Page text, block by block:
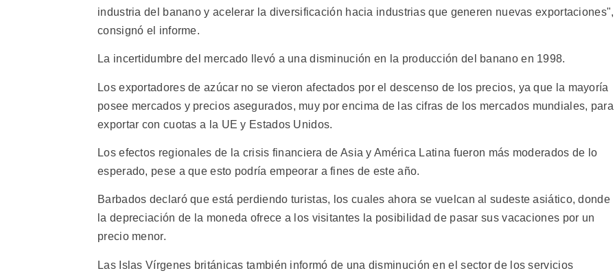
industria del banano y acelerar la diversificación hacia industrias que generen nuevas exportaciones",
consignó el informe.
La incertidumbre del mercado llevó a una disminución en la producción del banano en 1998.
Los exportadores de azúcar no se vieron afectados por el descenso de los precios, ya que la mayoría
posee mercados y precios asegurados, muy por encima de las cifras de los mercados mundiales, para
exportar con cuotas a la UE y Estados Unidos.
Los efectos regionales de la crisis financiera de Asia y América Latina fueron más moderados de lo
esperado, pese a que esto podría empeorar a fines de este año.
Barbados declaró que está perdiendo turistas, los cuales ahora se vuelcan al sudeste asiático, donde
la depreciación de la moneda ofrece a los visitantes la posibilidad de pasar sus vacaciones por un
precio menor.
Las Islas Vírgenes británicas también informó de una disminución en el sector de los servicios